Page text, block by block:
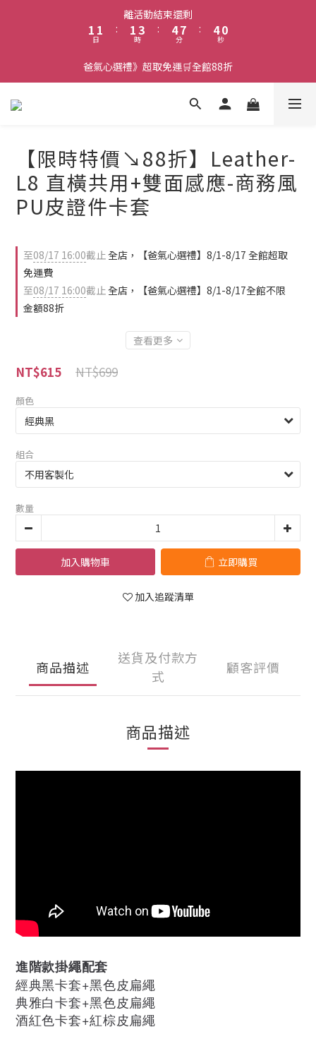
離活動結束還剩
1
0
1
0
日
:
2
1
0
4
3
2
1
0
時
:
5
4
3
2
1
8
7
6
5
4
分
:
4
3
2
1
0
秒
爸氣心選禮》超取免運🛒全館88折
【限時特價↘88折】Leather-
L8 直橫共用+雙面感應-商務風
PU皮證件卡套
至08/17 16:00截止全店，【爸氣心選禮】8/1-8/17 全館超取
免運費
至08/17 16:00截止全店，【爸氣心選禮】8/1-8/17全館不限
金額88折
查看更多
NT$699
NT$615
顏色
組合
數量
加入購物車 立即購買
加入追蹤清單
商品描述
送貨及付款方
式
顧客評價
商品描述
進階款掛繩配套
經典黑卡套+黑色皮扁繩
典雅白卡套+黑色皮扁繩
酒紅色卡套+紅棕皮扁繩